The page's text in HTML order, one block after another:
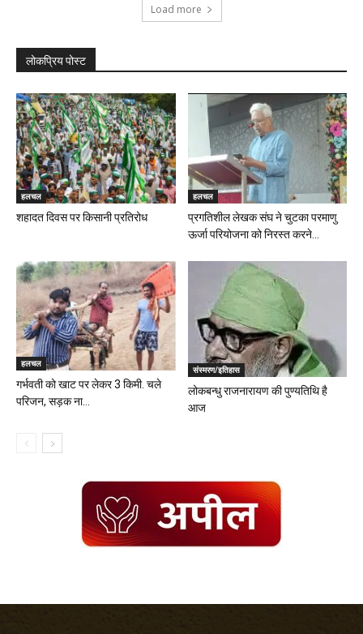
Load more
लोकप्रिय पोस्ट
हलचल
शहादत दिवस पर किसानी प्रतिरोध
हलचल
प्रगतिशील लेखक संघ ने चुटका परमाणु
ऊर्जा परियोजना को निरस्त करने...
हलचल
गर्भवती को खाट पर लेकर 3 किमी. चले
परिजन, सड़क ना...
संस्मरण/इतिहास
लोकबन्धु राजनारायण की पुण्यतिथि है
आज